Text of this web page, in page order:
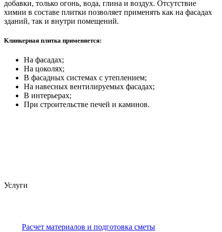
добавки, только огонь, вода, глина и воздух. Отсутствие
химии в составе плитки позволяет применять как на фасадах
зданий, так и внутри помещений.
Клинкерная плитка применяется:
На фасадах;
На цоколях;
В фасадных системах с утеплением;
На навесных вентилируемых фасадах;
В интерьерах;
При строительстве печей и каминов.
Услуги
Расчет материалов и подготовка сметы